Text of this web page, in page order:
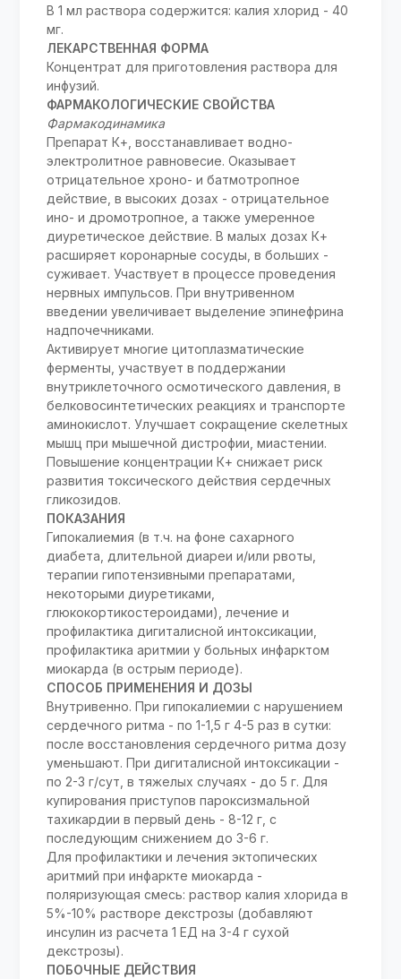
В 1 мл раствора содержится: калия хлорид - 40
мг.
ЛЕКАРСТВЕННАЯ ФОРМА
Концентрат для приготовления раствора для
инфузий.
ФАРМАКОЛОГИЧЕСКИЕ СВОЙСТВА
Фармакодинамика
Препарат К+, восстанавливает водно-
электролитное равновесие. Оказывает
отрицательное хроно- и батмотропное
действие, в высоких дозах - отрицательное
ино- и дромотропное, а также умеренное
диуретическое действие. В малых дозах К+
расширяет коронарные сосуды, в больших -
суживает. Участвует в процессе проведения
нервных импульсов. При внутривенном
введении увеличивает выделение эпинефрина
надпочечниками.
Активирует многие цитоплазматические
ферменты, участвует в поддержании
внутриклеточного осмотического давления, в
белковосинтетических реакциях и транспорте
аминокислот. Улучшает сокращение скелетных
мышц при мышечной дистрофии, миастении.
Повышение концентрации К+ снижает риск
развития токсического действия сердечных
гликозидов.
ПОКАЗАНИЯ
Гипокалиемия (в т.ч. на фоне сахарного
диабета, длительной диареи и/или рвоты,
терапии гипотензивными препаратами,
некоторыми диуретиками,
глюкокортикостероидами), лечение и
профилактика дигиталисной интоксикации,
профилактика аритмии у больных инфарктом
миокарда (в острым периоде).
СПОСОБ ПРИМЕНЕНИЯ И ДОЗЫ
Внутривенно. При гипокалиемии с нарушением
сердечного ритма - по 1-1,5 г 4-5 раз в сутки:
после восстановления сердечного ритма дозу
уменьшают. При дигиталисной интоксикации -
по 2-3 г/сут, в тяжелых случаях - до 5 г. Для
купирования приступов пароксизмальной
тахикардии в первый день - 8-12 г, с
последующим снижением до 3-6 г.
Для профилактики и лечения эктопических
аритмий при инфаркте миокарда -
поляризующая смесь: раствор калия хлорида в
5%-10% растворе декстрозы (добавляют
инсулин из расчета 1 ЕД на 3-4 г сухой
декстрозы).
ПОБОЧНЫЕ ДЕЙСТВИЯ